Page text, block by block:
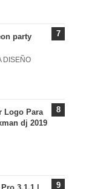
party
DISEÑO
Logo Para
dj 2019